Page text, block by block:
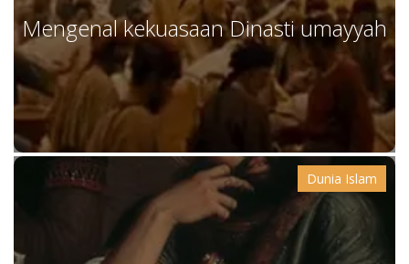
Mengenal kekuasaan Dinasti umayyah
Dunia Islam